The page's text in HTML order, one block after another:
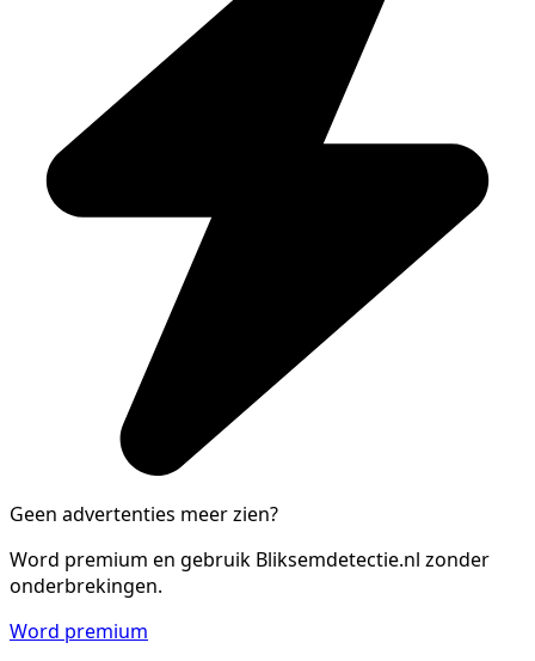
Geen advertenties meer zien?
Word premium en gebruik Bliksemdetectie.nl zonder
onderbrekingen.
Word premium